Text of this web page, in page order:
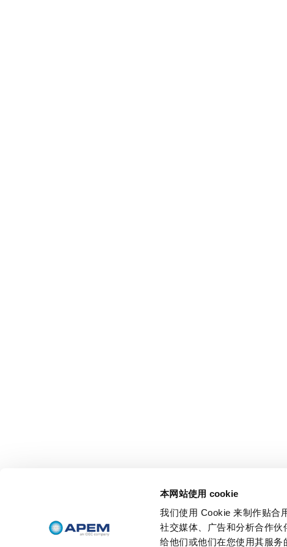
本网站使用 cookie
我们使用 Cookie 来制作贴合
社交媒体、广告和分析合作
给他们或他们在您使用其服务